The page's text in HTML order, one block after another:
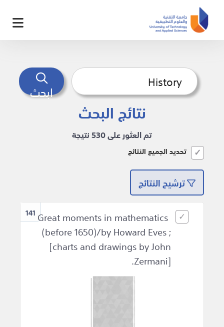
ابحث
نتائج البحث
تم العثور على 530 نتيجة
تحديد الجميع النتائج
ترشيح النتائج
141Great moments in mathematics
(before 1650)/by Howard Eves ;
[charts and drawings by John
Zermani].